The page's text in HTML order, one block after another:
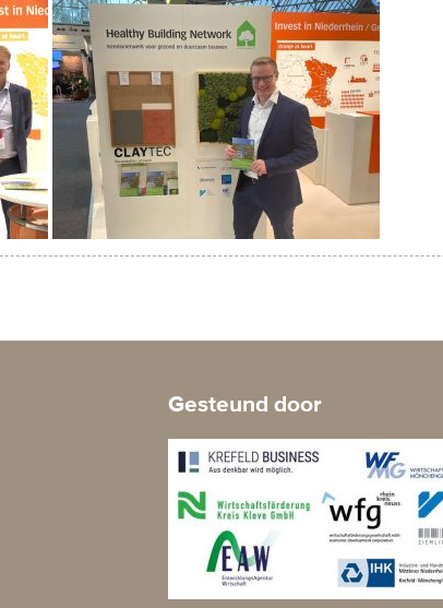
Gesteund door